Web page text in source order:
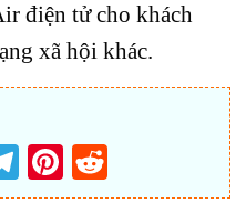
điện tử cho khách
xã hội khác.
Telegram
Pinterest